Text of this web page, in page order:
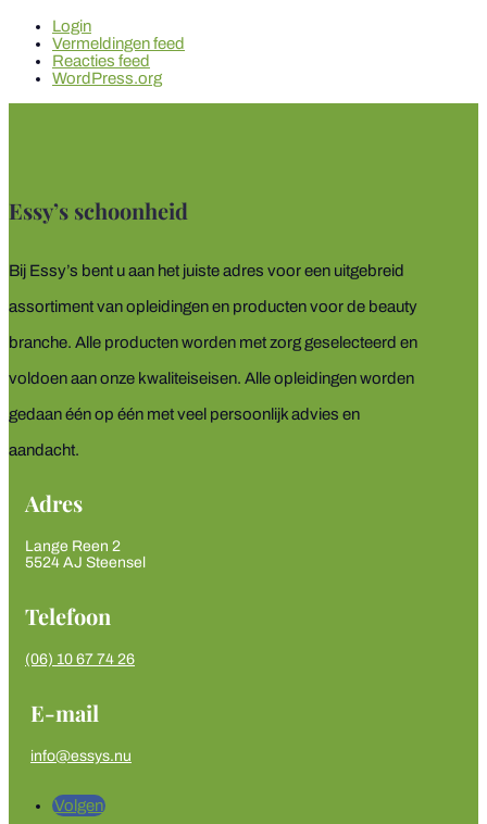
Login
Vermeldingen feed
Reacties feed
WordPress.org
Essy’s schoonheid
Bij Essy’s bent u aan het juiste adres voor een uitgebreid
assortiment van opleidingen en producten voor de beauty
branche. Alle producten worden met zorg geselecteerd en
voldoen aan onze kwaliteiseisen. Alle opleidingen worden
gedaan één op één met veel persoonlijk advies en
aandacht.
Adres
Lange Reen 2
5524 AJ Steensel
Telefoon
‭(06) 10 67 74 26‬
E-mail
info@essys.nu
Volgen